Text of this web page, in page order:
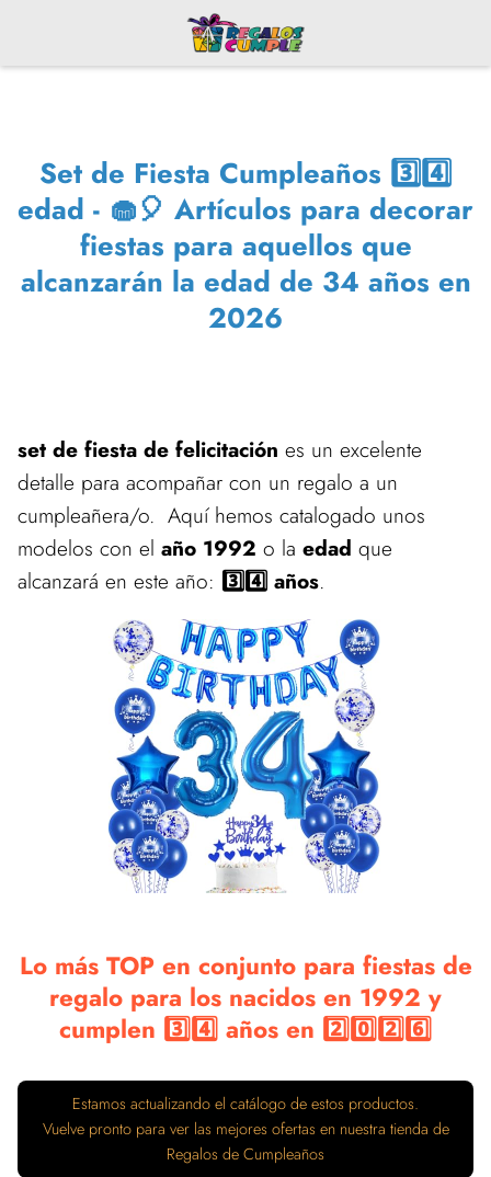
Set de Fiesta Cumpleaños 3️⃣4️⃣
edad - 🧁🎈 Artículos para decorar
fiestas para aquellos que
alcanzarán la edad de 34 años en
2026
set de fiesta de felicitación es un excelente
detalle para acompañar con un regalo a un
cumpleañera/o. Aquí hemos catalogado unos
modelos con el año 1992 o la edad que
alcanzará en este año: 3️⃣4️⃣ años.
Lo más TOP en conjunto para fiestas de
regalo para los nacidos en 1992 y
cumplen 3️⃣4️⃣ años en 2️⃣0️⃣2️⃣6️⃣